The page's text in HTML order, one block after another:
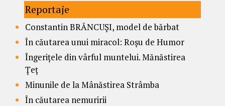
Reportaje
Constantin BRÂNCUȘI, model de bărbat
În căutarea unui miracol: Roșu de Humor
Îngerițele din vârful muntelui. Mănăstirea
Țeț
Minunile de la Mânăstirea Strâmba
În căutarea nemuririi